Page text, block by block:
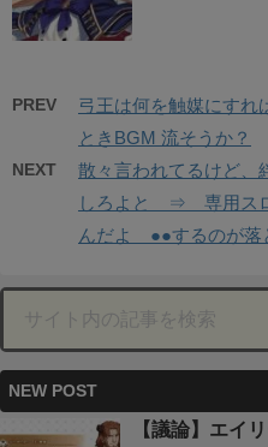
PREV
弓王は何を触媒にすれ
ときBGM 流そうか？
NEXT
散々言われてるけど、
しろよと ⇒ 専用スロ
んだよ ●●するのが落
NEW POST
【議論】エイ